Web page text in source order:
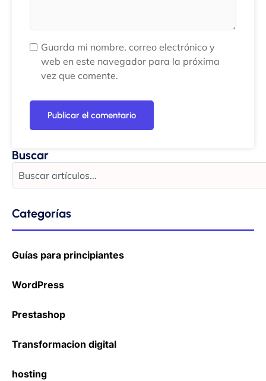
Guarda mi nombre, correo electrónico y
web en este navegador para la próxima
vez que comente.
Buscar
Categorías
Guías para principiantes
WordPress
Prestashop
Transformacion digital
hosting